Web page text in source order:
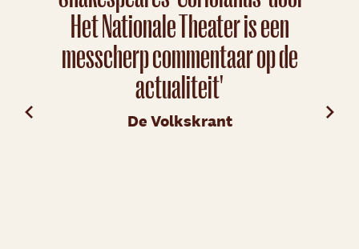
Het Nationale Theater is een
messcherp commentaar op de
actualiteit'
De Volkskrant